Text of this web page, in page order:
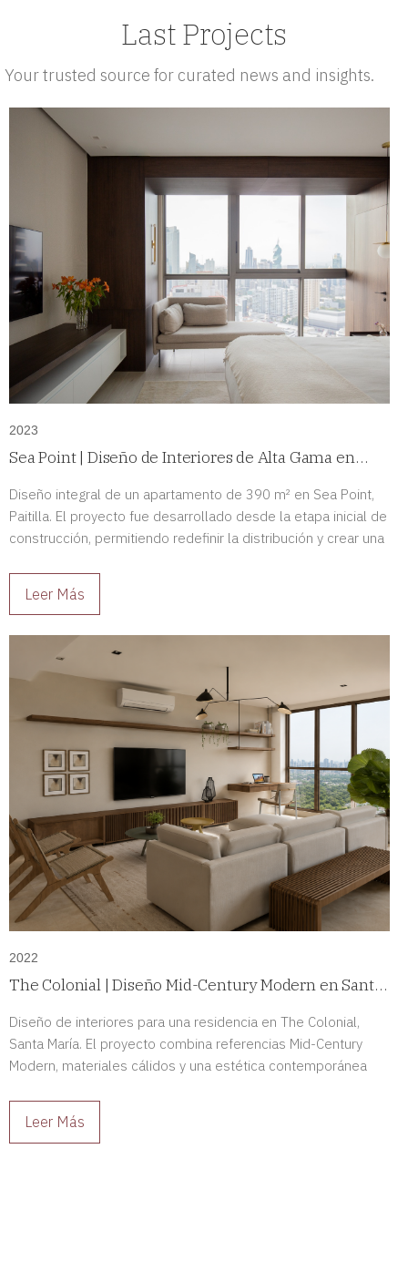
Last Projects
Your trusted source for curated news and insights.
2023
Sea Point | Diseño de Interiores de Alta Gama en
Diseño integral de un apartamento de 390 m² en Sea Point,
Paitilla. El proyecto fue desarrollado desde la etapa inicial de
construcción, permitiendo redefinir la distribución y crear una
Leer Más
2022
The Colonial | Diseño Mid-Century Modern en Santa
Diseño de interiores para una residencia en The Colonial,
Santa María. El proyecto combina referencias Mid-Century
Modern, materiales cálidos y una estética contemporánea
Leer Más